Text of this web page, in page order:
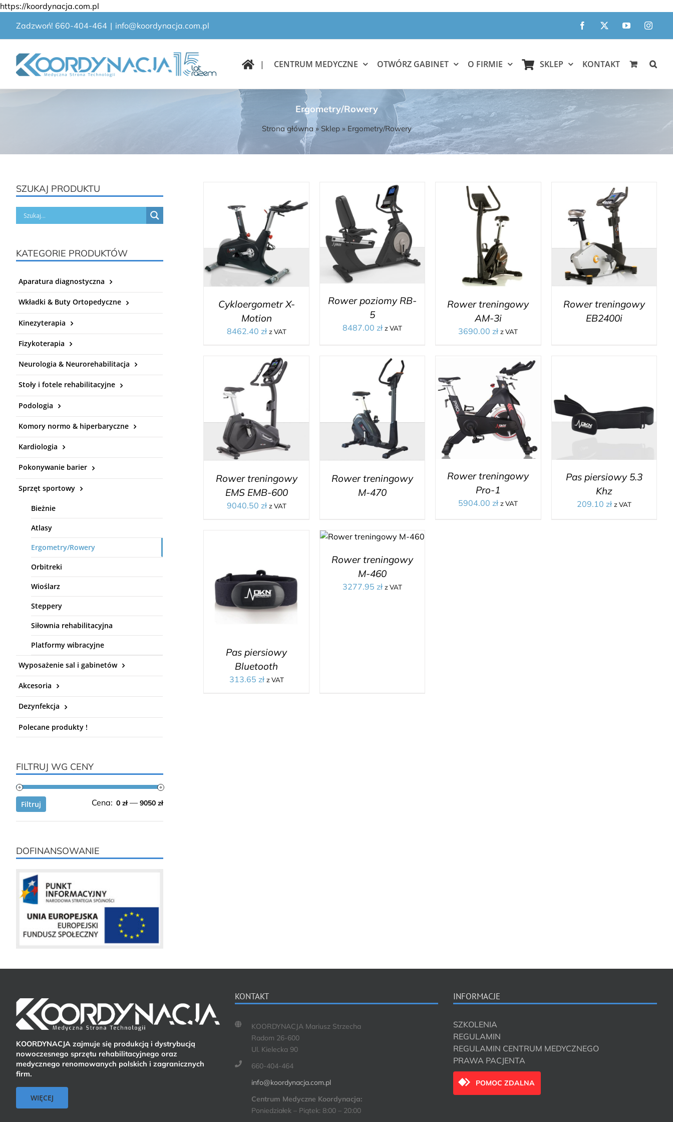
https://koordynacja.com.pl
zawartości
Zadzwoń! 660-404-464 | info@koordynacja.com.pl Facebook
X YouTube
| CENTRUM MEDYCZNE OTWÓRZ GABINET O FIRMIE SKLEP KONTAKT
Ergometry/Rowery
Strona główna » Sklep» Ergometry/Rowery
Cykloergometr X-
Motion
8462.40 zł z VAT
Rower poziomy RB-
5
8487.00 zł z VAT
Rower treningowy
AM-3i
3690.00zł z VAT
Rower treningowy
EB2400i
Rower treningowy
EMS EMB-600
9040.50 zł z VAT
Rower treningowy
M-470
Rower treningowy
Pro-1
5904.00zł z VAT
Pas piersiowy 5.3
Khz
209.10 zł z VAT
Pas piersiowy
Bluetooth
313.65 zł z VAT
Rower treningowy
M-460
3277.95 zł z VAT
SZUKAJ PRODUKTU
KATEGORIE PRODUKTÓW
Aparatura diagnostyczna
Wkładki & Buty Ortopedyczne
Kinezyterapia
Fizykoterapia
Neurologia & Neurorehabilitacja
Stoły i fotele rehabilitacyjne
Podologia
Komory normo & hiperbaryczne
Kardiologia
Pokonywanie barier
Sprzęt sportowy
Bieżnie
Atlasy
Ergometry/Rowery
Orbitreki
Wioślarz
Steppery
Siłownia rehabilitacyjna
Platformy wibracyjne
Wyposażenie sal i gabinetów
Akcesoria
Dezynfekcja
Polecane produkty !
FILTRUJ WG CENY
Cena
Cena
Filtruj Cena: 0 zł —9050 zł
DOFINANSOWANIE
KOORDYNACJA zajmuje się produkcją i dystrybucją
nowoczesnego sprzętu rehabilitacyjnego oraz
medycznego renomowanych polskich i zagranicznych
firm.
WIĘCEJ
KONTAKT
KOORDYNACJA Mariusz Strzecha
Radom 26-600
Ul. Kielecka 90
660-404-464
info@koordynacja.com.pl
Centrum Medyczne Koordynacja:
Poniedziałek – Piątek: 8:00 – 20:00
INFORMACJE
SZKOLENIA
REGULAMIN
REGULAMIN CENTRUM MEDYCZNEGO
PRAWA PACJENTA
POMOC ZDALNA